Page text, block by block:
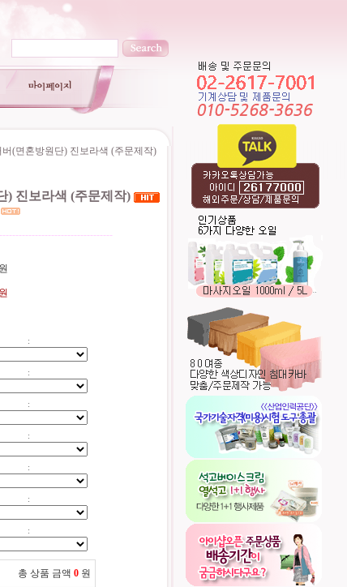
버(면혼방원단) 진보라색 (주문제작)
) 진보라색 (주문제작)
원
원
:
:
:
:
:
:
:
총 상품 금액 0 원